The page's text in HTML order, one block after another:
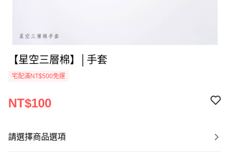
【星空三層棉】│手套
宅配滿NT$500免運
NT$100
請選擇商品選項